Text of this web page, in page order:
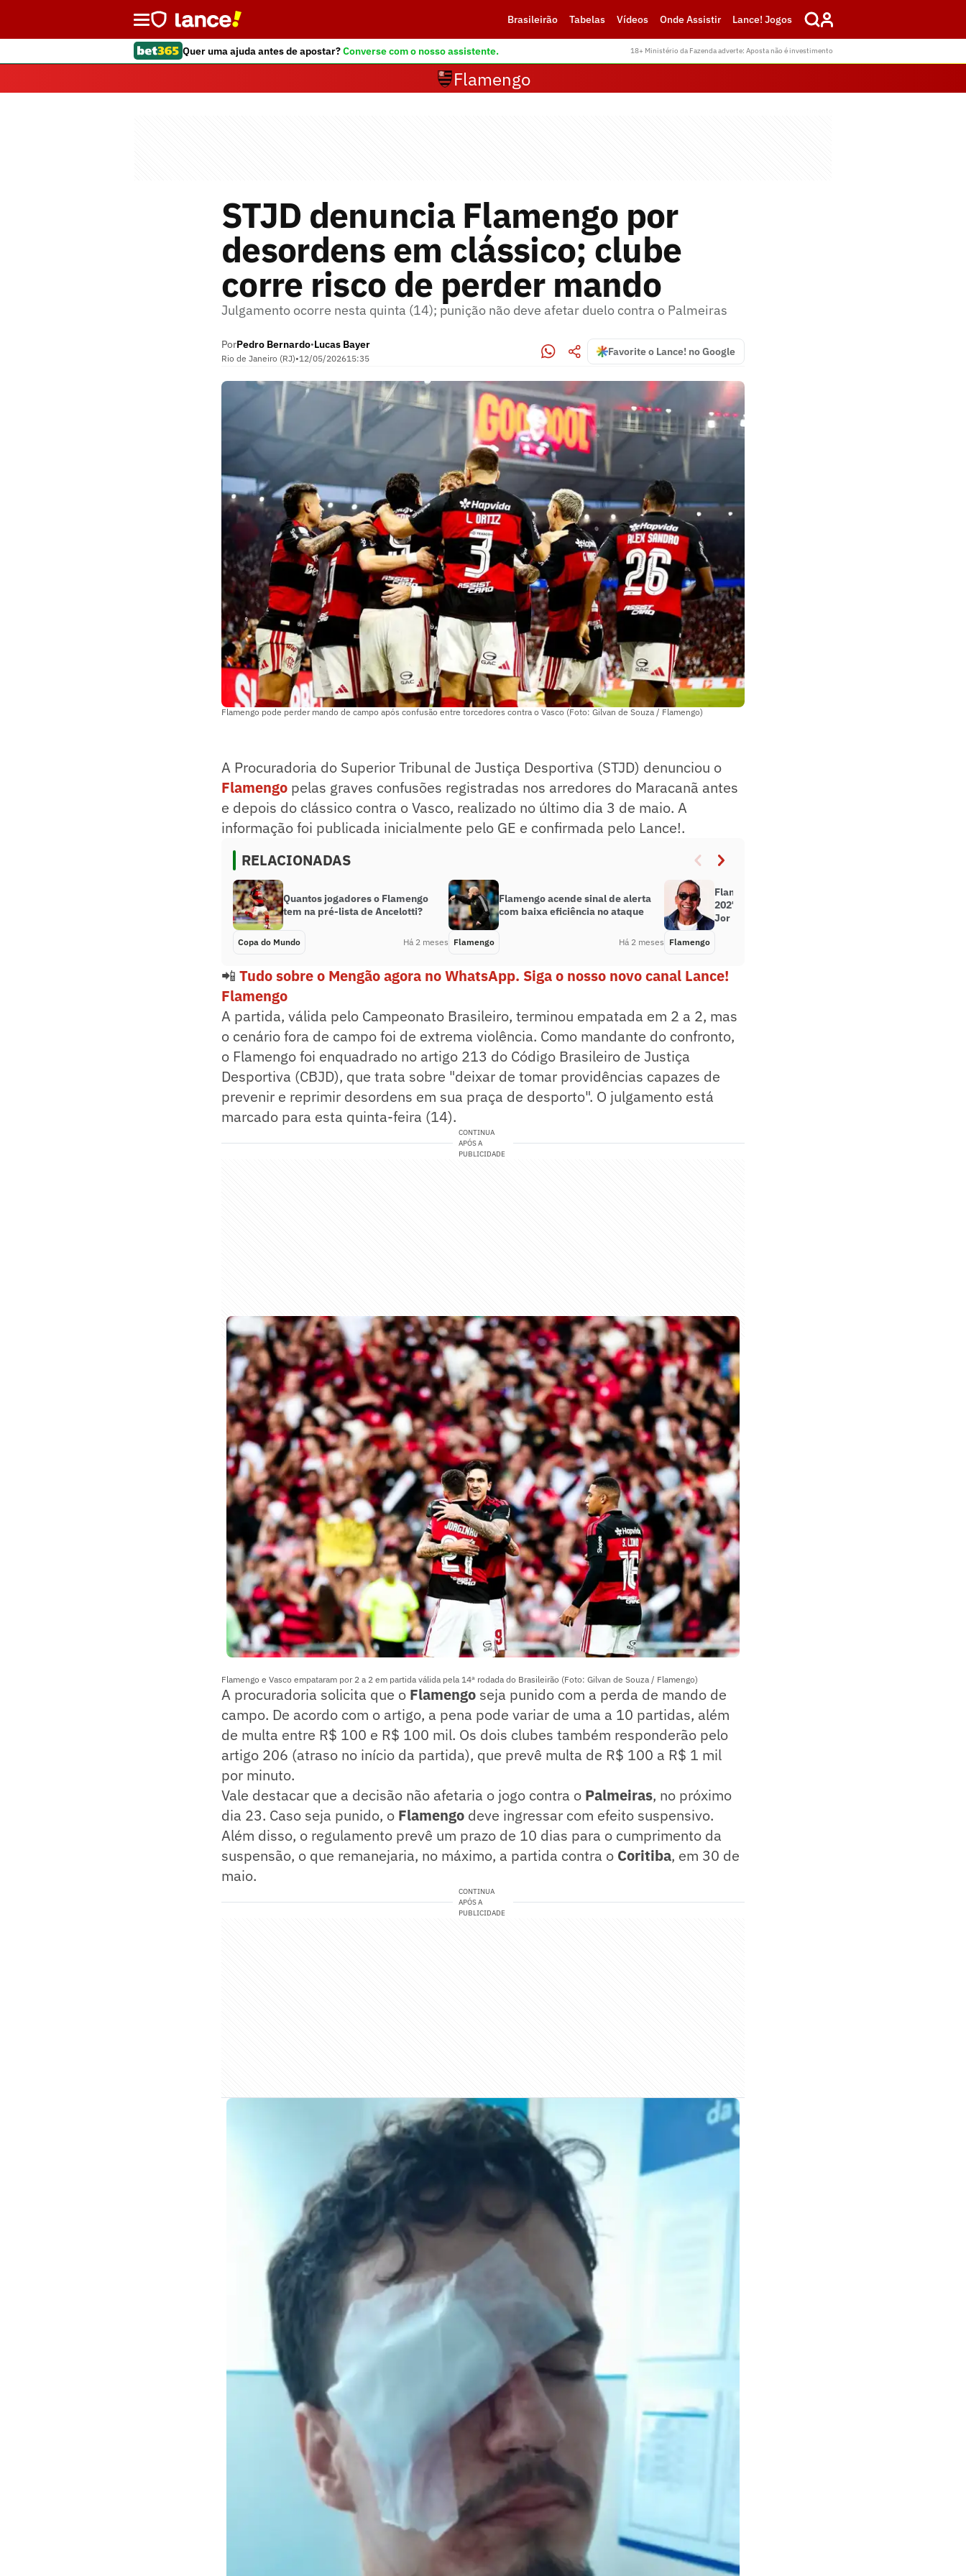
Brasileirão Tabelas Vídeos Onde Assistir Lance! Jogos
Quer uma ajuda antes de apostar?Converse com o nosso assistente. 18+ Ministério da Fazenda adverte: Aposta não é investimento
Flamengo
STJD denuncia Flamengo por
desordens em clássico; clube
corre risco de perder mando
Julgamento ocorre nesta quinta (14); punição não deve afetar duelo contra o Palmeiras
PorPedro Bernardo•Lucas Bayer
Rio de Janeiro (RJ)•12/05/202615:35
Favorite o Lance! no Google
Flamengo pode perder mando de campo após confusão entre torcedores contra o Vasco (Foto: Gilvan de Souza / Flamengo)
A Procuradoria do Superior Tribunal de Justiça Desportiva (STJD) denunciou o
Flamengo pelas graves confusões registradas nos arredores do Maracanã antes
e depois do clássico contra o Vasco, realizado no último dia 3 de maio. A
informação foi publicada inicialmente pelo GE e confirmada pelo Lance!.
RELACIONADAS
Quantos jogadores o Flamengo
tem na pré-lista de Ancelotti?
Copa do Mundo Há 2 meses
Flamengo acende sinal de alerta
com baixa eficiência no ataque
Flamengo Há 2 meses
Flamengo aprova uniformes de
2027 com homenagem a Jorge Ben
Jor
Flamengo
📲 Tudo sobre o Mengão agora no WhatsApp. Siga o nosso novo canal Lance!
Flamengo
A partida, válida pelo Campeonato Brasileiro, terminou empatada em 2 a 2, mas
o cenário fora de campo foi de extrema violência. Como mandante do confronto,
o Flamengo foi enquadrado no artigo 213 do Código Brasileiro de Justiça
Desportiva (CBJD), que trata sobre "deixar de tomar providências capazes de
prevenir e reprimir desordens em sua praça de desporto". O julgamento está
marcado para esta quinta-feira (14).
CONTINUA
APÓS A
PUBLICIDADE
Flamengo e Vasco empataram por 2 a 2 em partida válida pela 14ª rodada do Brasileirão (Foto: Gilvan de Souza / Flamengo)
A procuradoria solicita que o Flamengo seja punido com a perda de mando de
campo. De acordo com o artigo, a pena pode variar de uma a 10 partidas, além
de multa entre R$ 100 e R$ 100 mil. Os dois clubes também responderão pelo
artigo 206 (atraso no início da partida), que prevê multa de R$ 100 a R$ 1 mil
por minuto.
Vale destacar que a decisão não afetaria o jogo contra o Palmeiras, no próximo
dia 23. Caso seja punido, o Flamengo deve ingressar com efeito suspensivo.
Além disso, o regulamento prevê um prazo de 10 dias para o cumprimento da
suspensão, o que remanejaria, no máximo, a partida contra o Coritiba, em 30 de
maio.
CONTINUA
APÓS A
PUBLICIDADE